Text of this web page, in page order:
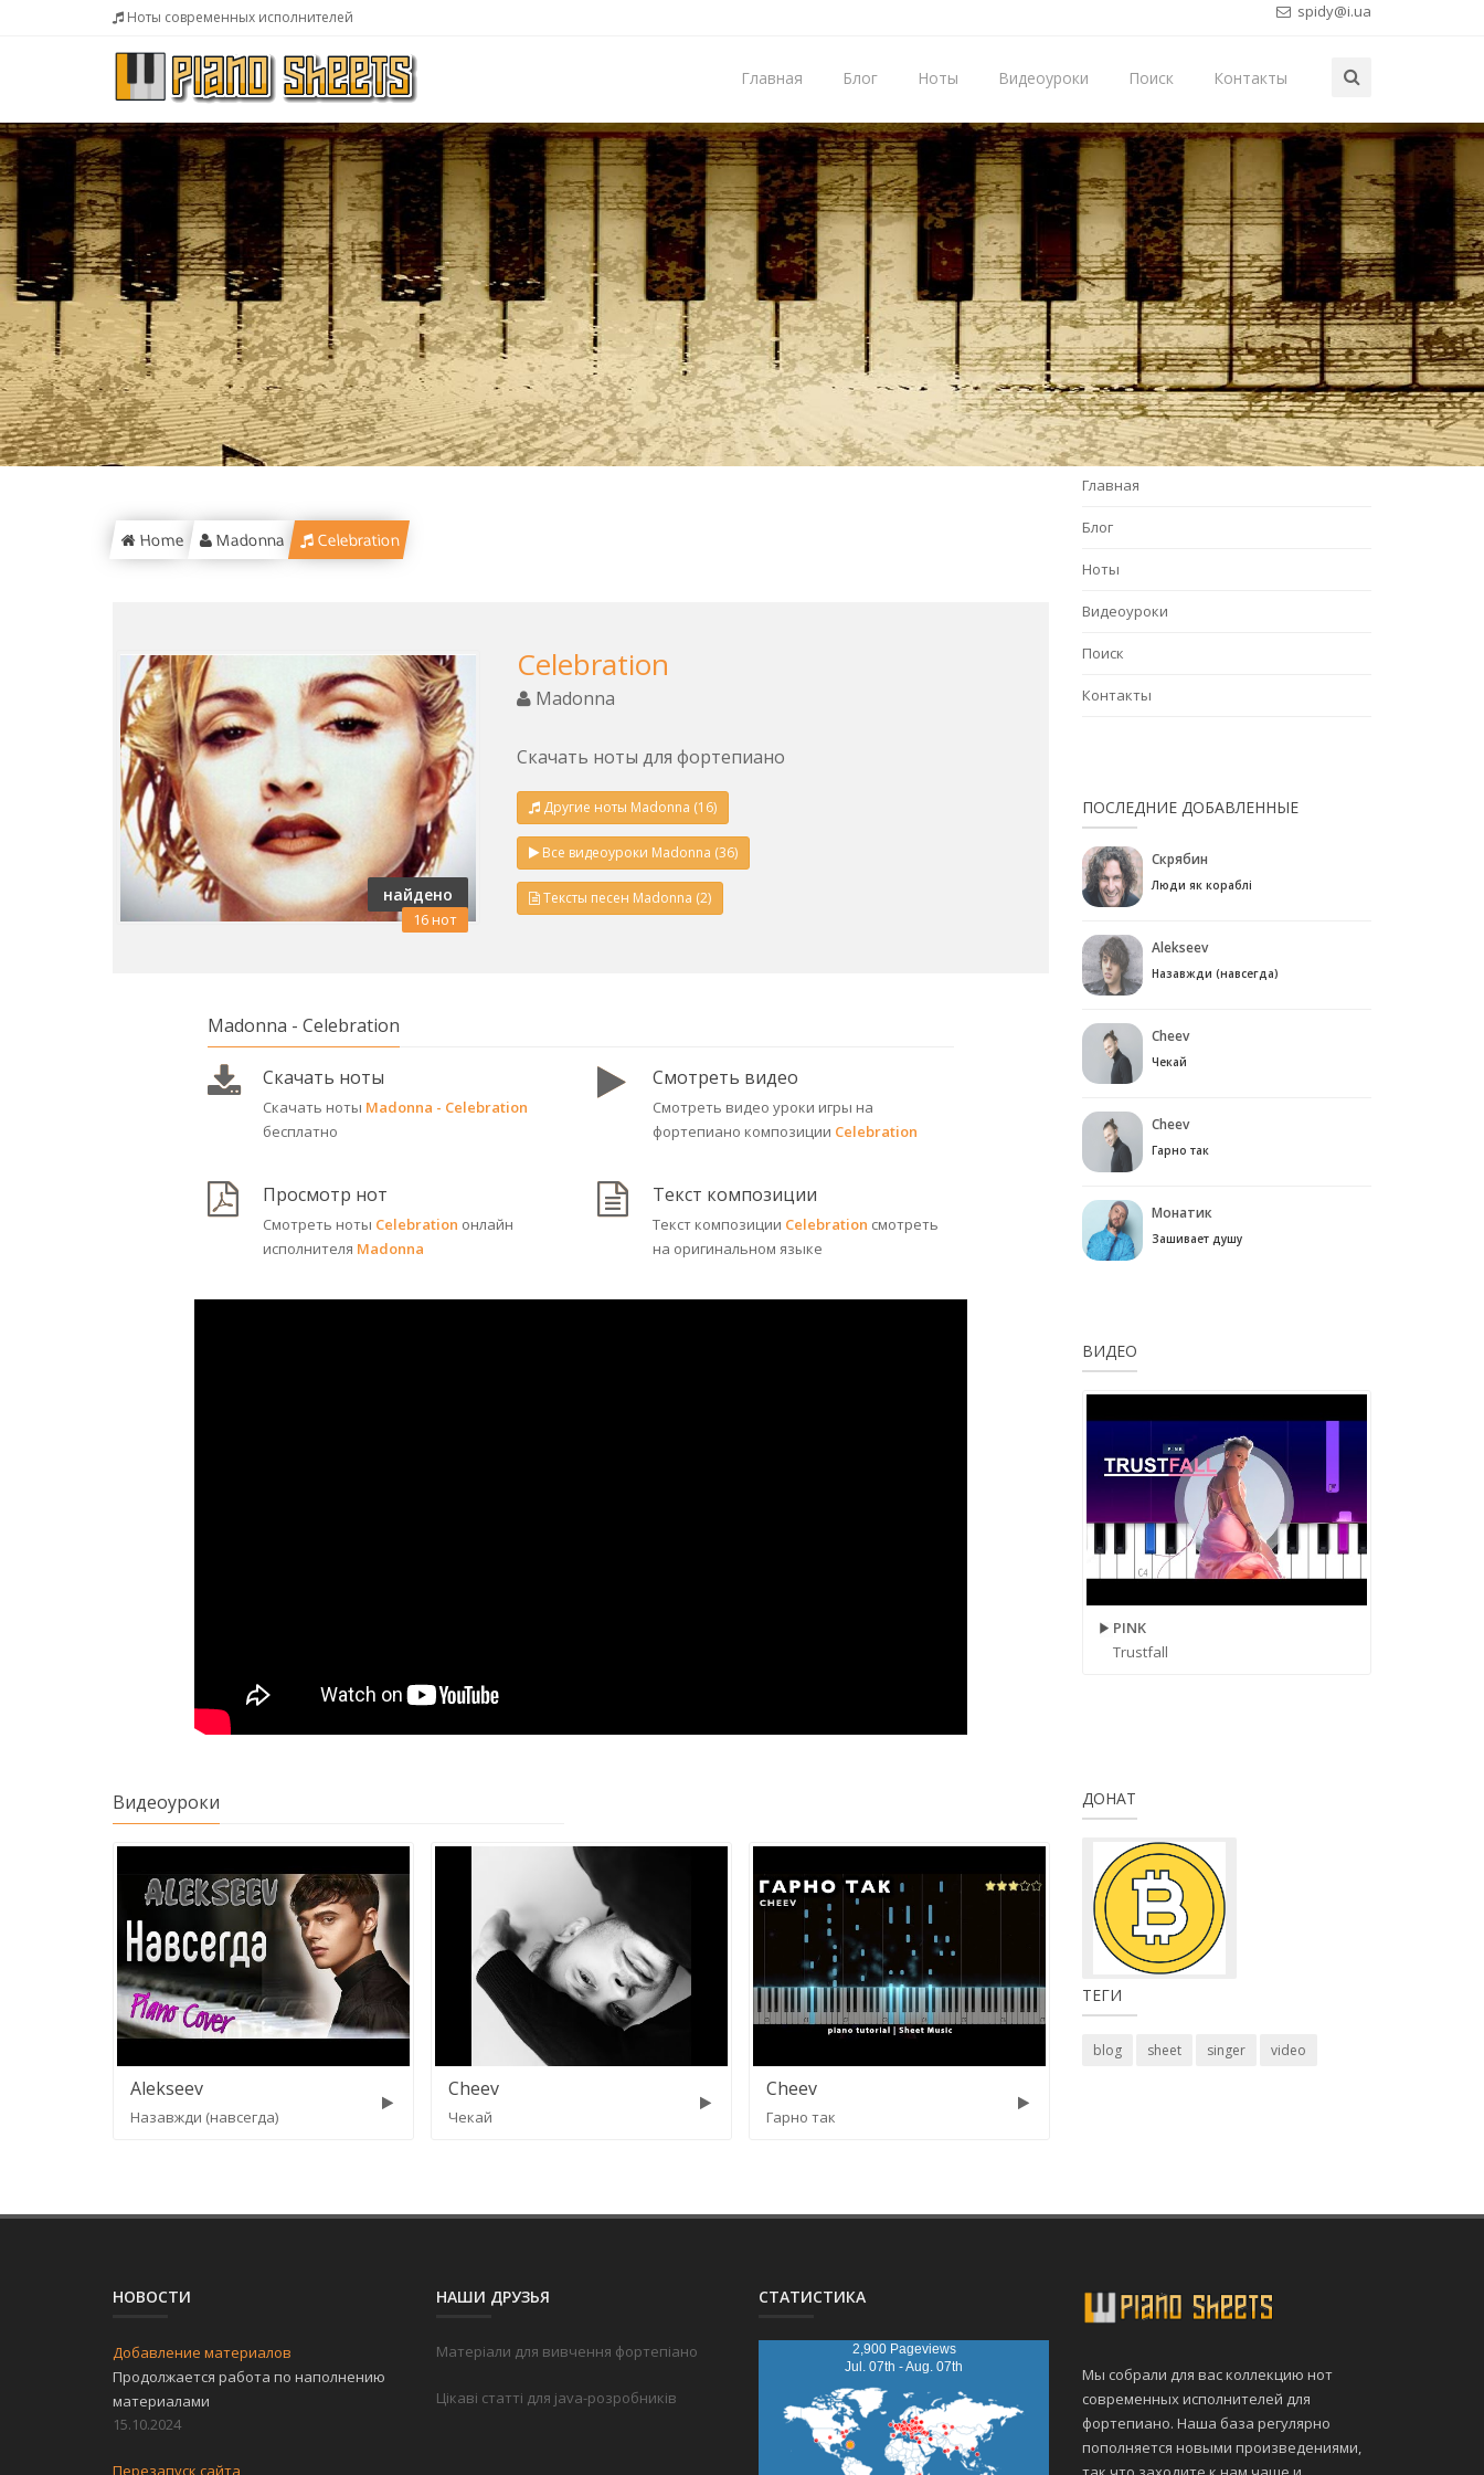
Ноты современных исполнителей spidy@i.ua
Главная Блог Ноты Видеоуроки Поиск Контакты
Home Madonna Celebration
найдено
16 нот
Celebration
Madonna
Скачать ноты для фортепиано
Другие ноты Madonna (16)
Все видеоуроки Madonna (36)
Тексты песен Madonna (2)
Madonna - Celebration
Скачать ноты
Скачать ноты Madonna - Celebration
бесплатно
Смотреть видео
Смотреть видео уроки игры на
фортепиано композиции Celebration
Просмотр нот
Смотреть ноты Celebration онлайн
исполнителя Madonna
Текст композиции
Текст композиции Celebration смотреть
на оригинальном языке
Видеоуроки
Alekseev
Назавжди (навсегда)
Cheev
Чекай
Cheev
Гарно так
Главная
Блог
Ноты
Видеоуроки
Поиск
Контакты
ПОСЛЕДНИЕ ДОБАВЛЕННЫЕ
Скрябин
Люди як кораблі
Alekseev
Назавжди (навсегда)
Cheev
Чекай
Cheev
Гарно так
Монатик
Зашивает душу
ВИДЕО
PINK
Trustfall
ДОНАТ
ТЕГИ
blog sheet singer video
НОВОСТИ
Добавление материалов
Продолжается работа по наполнению
материалами
15.10.2024
Перезапуск сайта
НАШИ ДРУЗЬЯ
Матеріали для вивчення фортепіано
Цікаві статті для java-розробників
СТАТИСТИКА
2,900 Pageviews
Jul. 07th - Aug. 07th
Мы собрали для вас коллекцию нот
современных исполнителей для
фортепиано. Наша база регулярно
пополняется новыми произведениями,